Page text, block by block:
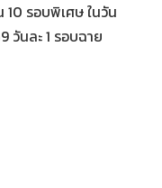
10 รอบพิเศษ ในวัน
วันละ 1 รอบฉาย